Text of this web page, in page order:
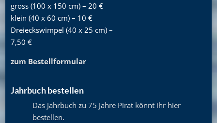
gross (100 x 150 cm) – 20 €
klein (40 x 60 cm) – 10 €
Dreieckswimpel (40 x 25 cm) –
7,50 €
zum Bestellformular
Jahrbuch bestellen
Das Jahrbuch zu 75 Jahre Pirat könnt ihr hier
bestellen.